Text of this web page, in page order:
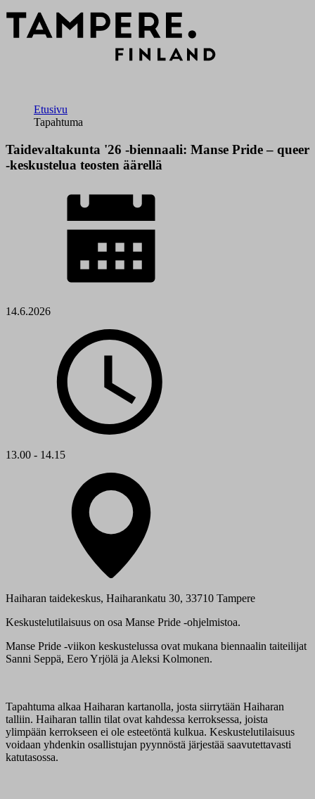
Etusivu
Tapahtuma
Taidevaltakunta '26 -biennaali: Manse Pride – queer
-keskustelua teosten äärellä
14.6.2026
13.00 - 14.15
Haiharan taidekeskus, Haiharankatu 30, 33710 Tampere
Keskustelutilaisuus on osa Manse Pride -ohjelmistoa.
Manse Pride -viikon keskustelussa ovat mukana biennaalin taiteilijat
Sanni Seppä, Eero Yrjölä ja Aleksi Kolmonen.
Tapahtuma alkaa Haiharan kartanolla, josta siirrytään Haiharan
talliin. Haiharan tallin tilat ovat kahdessa kerroksessa, joista
ylimpään kerrokseen ei ole esteetöntä kulkua. Keskustelutilaisuus
voidaan yhdenkin osallistujan pyynnöstä järjestää saavutettavasti
katutasossa.